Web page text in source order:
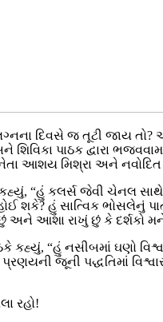
દિવસે જ તૂટી જાય
પાઠક દ્વારા
આશય મિશ્રા અને નવોદિત
“હું કલર્સ જેવી ચેનલ
શકે? હું સાત્વિક ભોસલેનું
અને આશા રાખું છું કે દર્શકો
કહ્યું, “હું નસીબમાં ઘણો
જૂની પદ્ધતિમાં
રહો!